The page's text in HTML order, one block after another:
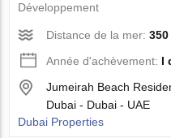
Développement
Distance de la mer:350
Année d'achèvement: I
Jumeirah Beach
Dubai - Dubai - UAE
Dubai Properties